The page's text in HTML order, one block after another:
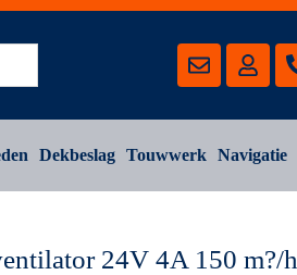
Dekbeslag Touwwerk Navigatie
24V 4A 150 m?/h